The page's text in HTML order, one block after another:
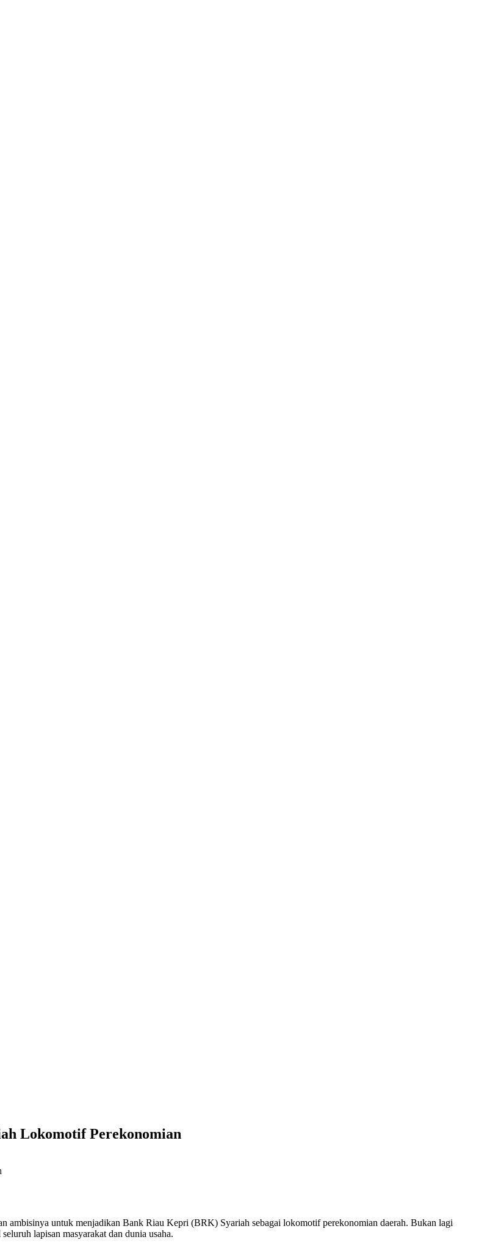
Lokomotif Perekonomian
ambisinya untuk menjadikan Bank Riau Kepri (BRK) Syariah sebagai lokomotif perekonomian daerah. Bukan lagi
lapisan masyarakat dan dunia usaha.